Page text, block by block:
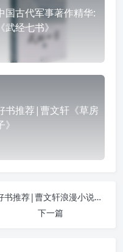
国古代军事著作精华:
《武经七书》
书推荐|曹文轩《草房
》
好书推荐|曹文轩浪漫小说：《根鸟》
下一篇